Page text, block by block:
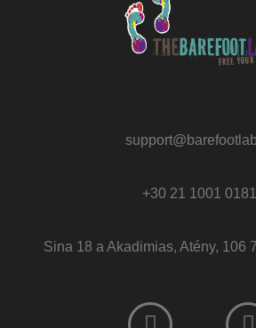
+30 21 1001 0181
Sina 18 a Akadimias, Atény, 106